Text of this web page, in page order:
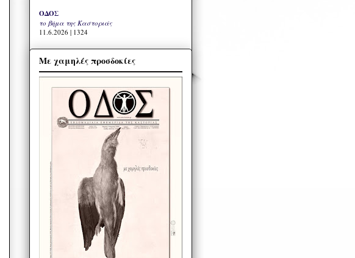
ΟΔΟΣ
το βήμα της Καστοριάς
11.6.2026 | 1324
Με χαμηλές προσδοκίες